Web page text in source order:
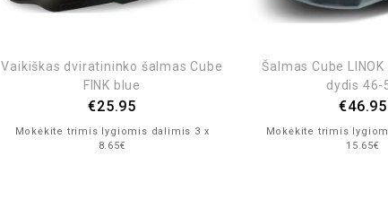
Vaikiškas dviratininko šalmas Cube
FINK blue
€25.95
Mokėkite trimis lygiomis dalimis 3 x
8.65€
Šalmas Cube
dydis 46-
€46.95
Mokėkite trimis
15.65€